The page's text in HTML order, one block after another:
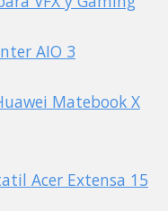
AIO 3
Matebook X
Acer Extensa 15